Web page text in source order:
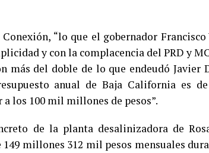
“lo que el gobernador Francisco
y con la complacencia del PRD y
más del doble de lo que endeudó Javier
anual de Baja California es
los 100 mil millones de pesos”.
de la planta desalinizadora de
millones 312 mil pesos mensuales